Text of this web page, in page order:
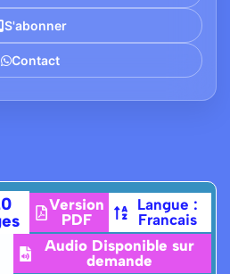
S'abonner
Contact
Version
PDF
Langue :
Francais
Audio Disponible sur
demande